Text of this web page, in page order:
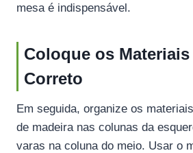
mesa é indispensável.
Coloque os
Correto
Em seguida, organize os
de madeira nas colunas da
varas na coluna do meio. Usar o